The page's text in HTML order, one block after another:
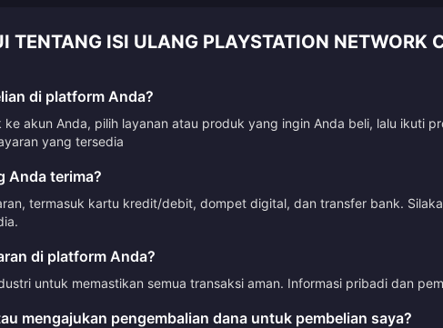
TENTANG ISI ULANG PLAYSTATION NETWORK
di platform Anda?
akun Anda, pilih layanan atau produk yang ingin Anda beli, lalu ikuti
yang tersedia
Anda terima?
termasuk kartu kredit/debit, dompet digital, dan transfer bank.
di platform Anda?
untuk memastikan semua transaksi aman. Informasi pribadi dan
mengajukan pengembalian dana untuk pembelian saya?